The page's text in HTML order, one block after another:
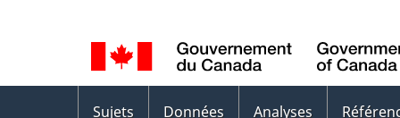
de
la
langue
Sujets Données Analyses